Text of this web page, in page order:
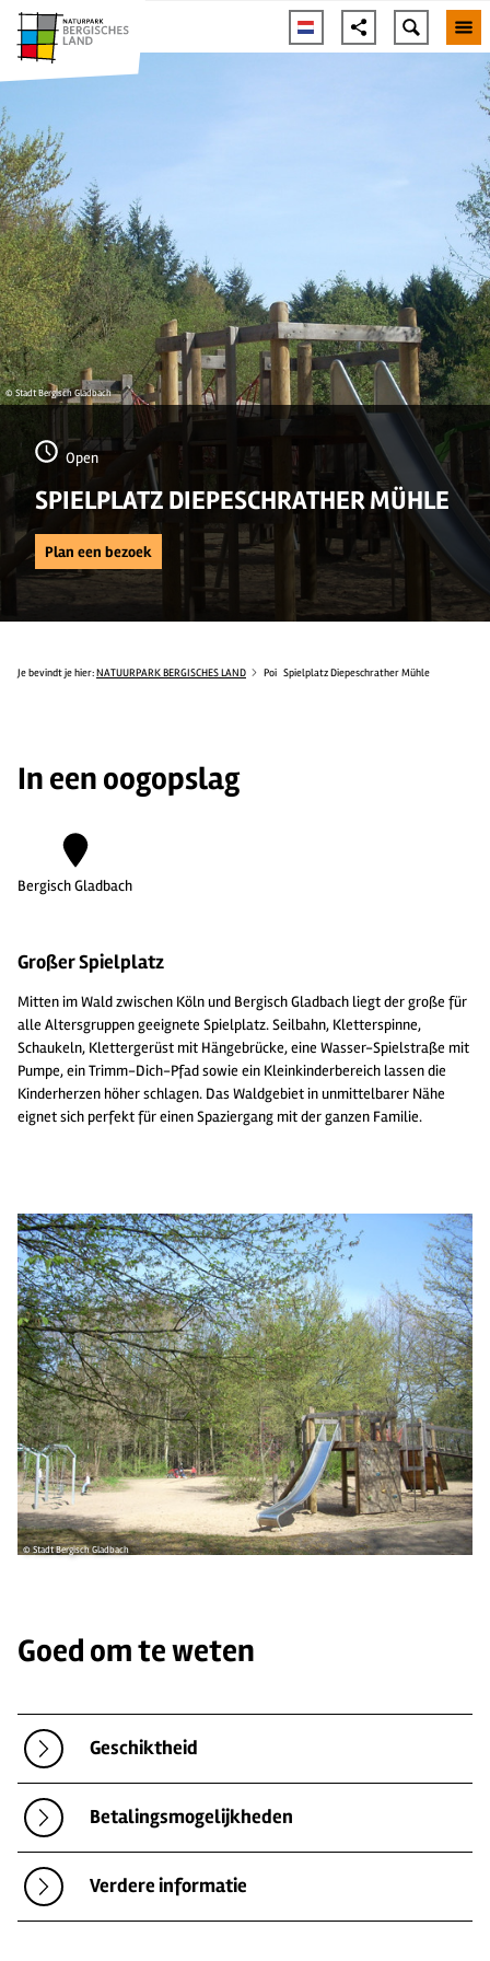
© Stadt Bergisch Gladbach
Open
SPIELPLATZ DIEPESCHRATHER MÜHLE
Plan een bezoek
Je bevindt je hier: NATUURPARK BERGISCHES LAND Poi Spielplatz Diepeschrather Mühle
In een oogopslag
Bergisch Gladbach
Großer Spielplatz
Mitten im Wald zwischen Köln und Bergisch Gladbach liegt der große für
alle Altersgruppen geeignete Spielplatz. Seilbahn, Kletterspinne,
Schaukeln, Klettergerüst mit Hängebrücke, eine Wasser-Spielstraße mit
Pumpe, ein Trimm-Dich-Pfad sowie ein Kleinkinderbereich lassen die
Kinderherzen höher schlagen. Das Waldgebiet in unmittelbarer Nähe
eignet sich perfekt für einen Spaziergang mit der ganzen Familie.
© Stadt Bergisch Gladbach
Goed om te weten
Geschiktheid
Betalingsmogelijkheden
Verdere informatie